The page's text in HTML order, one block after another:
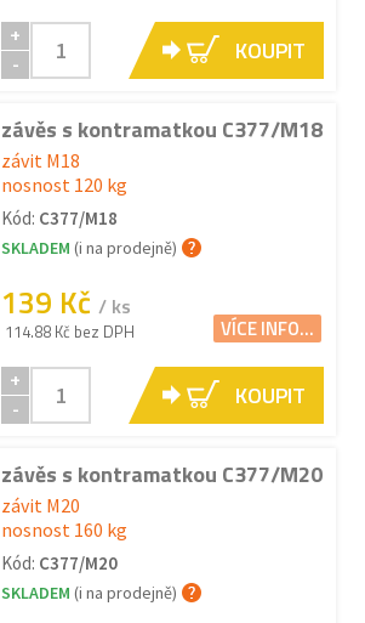
+
-
KOUPIT
závěs s kontramatkou C377/M18
závit M18
nosnost 120 kg
Kód: C377/M18
SKLADEM (i na prodejně)
139 Kč / ks
114.88 Kč bez DPH VÍCE INFO...
+
-
KOUPIT
závěs s kontramatkou C377/M20
závit M20
nosnost 160 kg
Kód: C377/M20
SKLADEM (i na prodejně)